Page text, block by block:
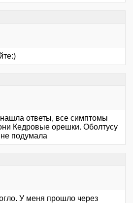
ответы, все симптомы
Кедровые орешки. Оболтусу
подумала
У меня прошло через